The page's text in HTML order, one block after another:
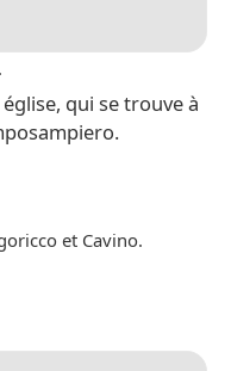
.
qui se trouve à
et Cavino.